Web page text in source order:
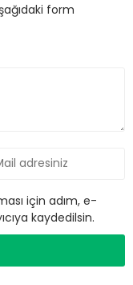
form
için adım, e-
kaydedilsin.